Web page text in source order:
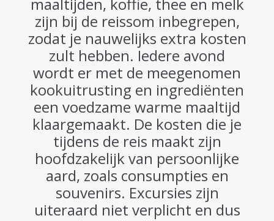
zijn bij de reissom inbegrepen,
zodat je nauwelijks extra kosten
zult hebben. Iedere avond
wordt er met de meegenomen
kookuitrusting en ingrediënten
een voedzame warme maaltijd
klaargemaakt. De kosten die je
tijdens de reis maakt zijn
hoofdzakelijk van persoonlijke
aard, zoals consumpties en
souvenirs. Excursies zijn
uiteraard niet verplicht en dus